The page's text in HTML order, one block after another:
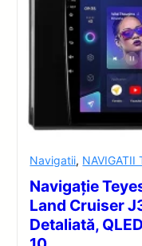
Navigatii, NAVIGATII
Navigație
Land Cruiser
Detaliată,